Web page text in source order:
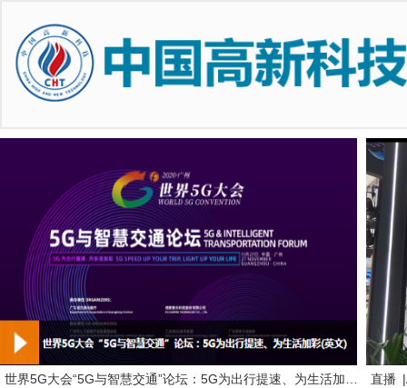
世界5G大会“5G与智慧交通”论坛：5G为出行提速、为生活加彩(英文)